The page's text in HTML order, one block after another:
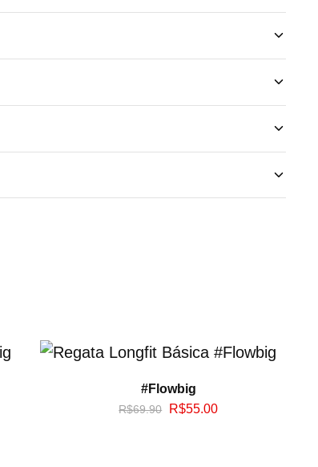
#Flowbig
R$69.90 R$55.00